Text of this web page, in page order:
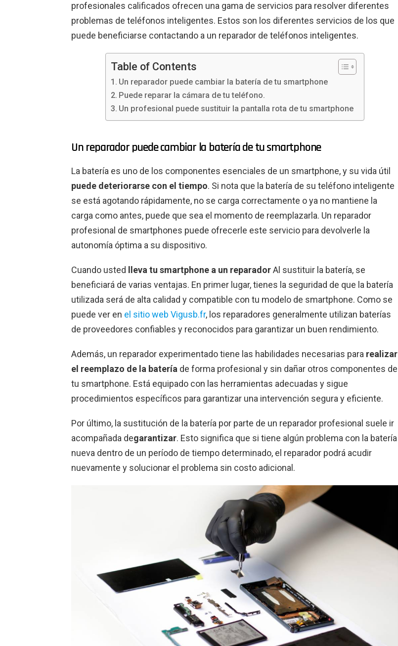
profesionales calificados ofrecen una gama de servicios para resolver diferentes
problemas de teléfonos inteligentes. Estos son los diferentes servicios de los que
puede beneficiarse contactando a un reparador de teléfonos inteligentes.
Table of Contents
Un reparador puede cambiar la batería de tu smartphone
Puede reparar la cámara de tu teléfono.
Un profesional puede sustituir la pantalla rota de tu smartphone
Un reparador puede cambiar la batería de tu smartphone
La batería es uno de los componentes esenciales de un smartphone, y su vida útil
puede deteriorarse con el tiempo. Si nota que la batería de su teléfono inteligente
se está agotando rápidamente, no se carga correctamente o ya no mantiene la
carga como antes, puede que sea el momento de reemplazarla. Un reparador
profesional de smartphones puede ofrecerle este servicio para devolverle la
autonomía óptima a su dispositivo.
Cuando usted lleva tu smartphone a un reparadorAl sustituir la batería, se
beneficiará de varias ventajas. En primer lugar, tienes la seguridad de que la batería
utilizada será de alta calidad y compatible con tu modelo de smartphone. Como se
puede ver en el sitio web Vigusb.fr, los reparadores generalmente utilizan baterías
de proveedores confiables y reconocidos para garantizar un buen rendimiento.
Además, un reparador experimentado tiene las habilidades necesarias para realizar
el reemplazo de la batería de forma profesional y sin dañar otros componentes de
tu smartphone. Está equipado con las herramientas adecuadas y sigue
procedimientos específicos para garantizar una intervención segura y eficiente.
Por último, la sustitución de la batería por parte de un reparador profesional suele ir
acompañada degarantizar. Esto significa que si tiene algún problema con la batería
nueva dentro de un período de tiempo determinado, el reparador podrá acudir
nuevamente y solucionar el problema sin costo adicional.